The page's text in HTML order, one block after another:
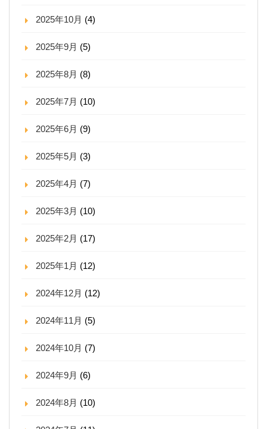
2025年10月 (4)
2025年9月 (5)
2025年8月 (8)
2025年7月 (10)
2025年6月 (9)
2025年5月 (3)
2025年4月 (7)
2025年3月 (10)
2025年2月 (17)
2025年1月 (12)
2024年12月 (12)
2024年11月 (5)
2024年10月 (7)
2024年9月 (6)
2024年8月 (10)